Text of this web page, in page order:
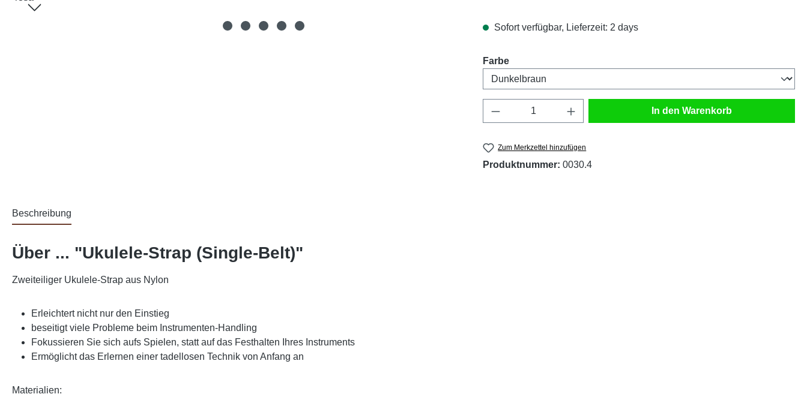
Sofort verfügbar, Lieferzeit: 2 days
Farbeauswählen
Produkt Anzahl: Gib den gewünschten Wert ein
In den Warenkorb
Zum Merkzettel hinzufügen
Produktnummer: 0030.4
Beschreibung
Über ... "Ukulele-Strap (Single-Belt)"
Zweiteiliger Ukulele-Strap aus Nylon
Erleichtert nicht nur den Einstieg
beseitigt viele Probleme beim Instrumenten-Handling
Fokussieren Sie sich aufs Spielen, statt auf das Festhalten Ihres Instruments
Ermöglicht das Erlernen einer tadellosen Technik von Anfang an
Materialien: